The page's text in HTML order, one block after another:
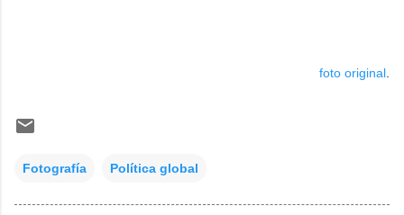
foto original
Fotografía Política global